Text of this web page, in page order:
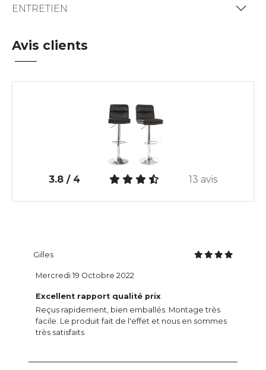
ENTRETIEN
Avis clients
3.8 / 4 13 avis
Gilles
Excellent rapport qualité prix
Reçus rapidement, bien emballés. Montage très
facile. Le produit fait de l'effet et nous en sommes
très satisfaits
Mercredi 19 Octobre 2022